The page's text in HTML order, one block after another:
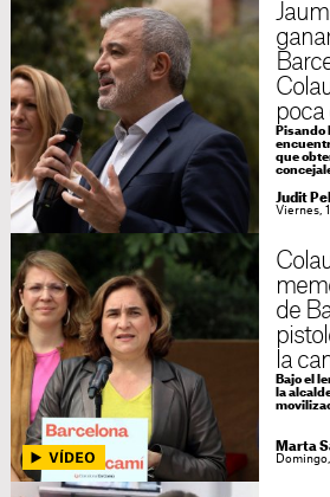
Pisando
que
Judit
Viernes,
de
la
Bajo el
la
Marta